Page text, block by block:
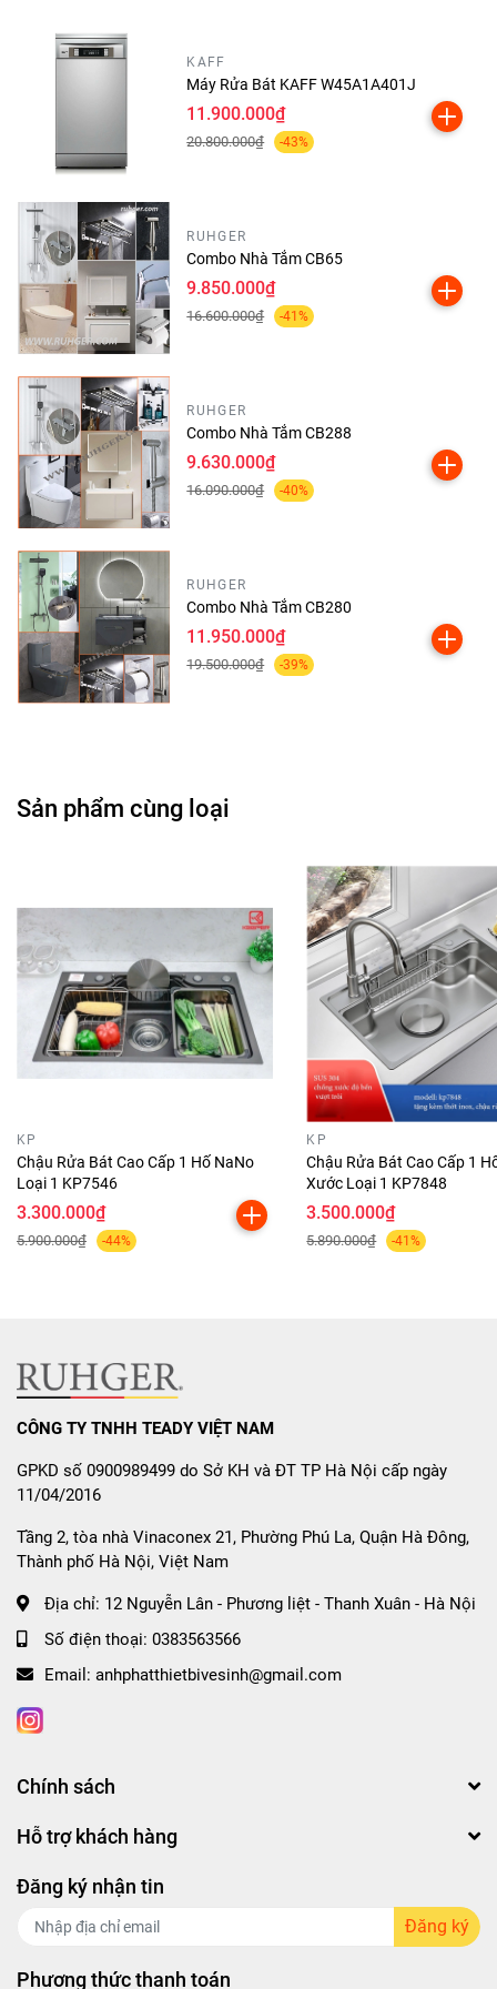
chất lượng.
https://www.kepdyko.com
SĐT: 0383999366
Shwroom :Số 12 Phố Nguyễn Lân - Đường Trường
Chinh - Thanh Xuân - Hà Nội
Thiết bị phòng tắm ,nhà bếp KEPDYKO :SANG
TRỌNG VÀ ĐẲNG CẤP
KAFF
Máy Rửa Bát KAFF W45A1A401J
11.900.000₫
20.800.000₫ -43%
RUHGER
Combo Nhà Tắm CB65
9.850.000₫
16.600.000₫ -41%
RUHGER
Combo Nhà Tắm CB288
9.630.000₫
16.090.000₫ -40%
RUHGER
Combo Nhà Tắm CB280
11.950.000₫
19.500.000₫ -39%
Sản phẩm cùng loại
KP
Chậu Rửa Bát Cao Cấp 1 Hố NaNo
Loại 1 KP7546
3.300.000₫
5.900.000₫ -44%
KP
Chậu Rửa Bát Cao Cấp 1
Xước Loại 1 KP7848
3.500.000₫
5.890.000₫ -41%
CÔNG TY TNHH TEADY VIỆT NAM
GPKD số 0900989499 do Sở KH và ĐT TP Hà Nội cấp ngày
11/04/2016
Tầng 2, tòa nhà Vinaconex 21, Phường Phú La, Quận Hà Đông,
Thành phố Hà Nội, Việt Nam
Địa chỉ: 12 Nguyễn Lân - Phương liệt - Thanh Xuân - Hà Nội
Số điện thoại: 0383563566
Email: anhphatthietbivesinh@gmail.com
Chính sách
Hỗ trợ khách hàng
Đăng ký nhận tin
Đăng ký
Phương thức thanh toán